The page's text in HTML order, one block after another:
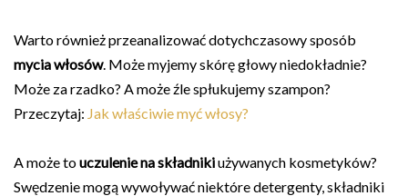
Warto również przeanalizować dotychczasowy sposób
mycia włosów. Może myjemy skórę głowy niedokładnie?
Może za rzadko? A może źle spłukujemy szampon?
Przeczytaj: Jak właściwie myć włosy?
A może touczulenie na składnikiużywanych kosmetyków?
Swędzenie mogą wywoływać niektóre detergenty, składniki